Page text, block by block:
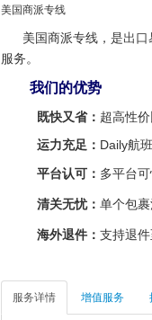
美国商派专线
美国商派专线 ，是出口
服务。
我们的优势
既快又省： 超高性
运力充足： Daily航
平台认可： 多平台
清关无忧： 单个包
海外退件： 支持退
服务详情 增值服务